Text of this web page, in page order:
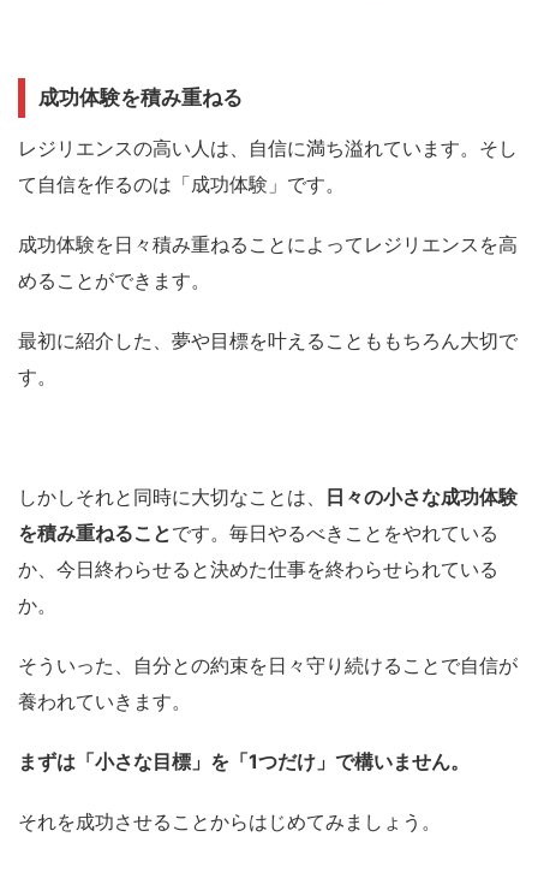
成功体験を積み重ねる
レジリエンスの高い人は、自信に満ち溢れています。 そし
て 自信を作るのは「成功体験」 です。
成功体験を日々積み重ねることによってレジリエンスを高
めることができます。
最初に紹介した、夢や目標を叶えることももちろん大切で
す。
しかしそれと同時に大切なことは、
日々の小さな成功体験
を積み重ねることです。 毎日やるべきことをやれている
か、今日終わらせると決めた仕事を終わらせられている
か。
そういった、自分との約束を日々守り続けることで自信が
養われていきます。
まずは「小さな目標」を「1つだけ」で構いません。
それを成功させることからはじめてみましょう。